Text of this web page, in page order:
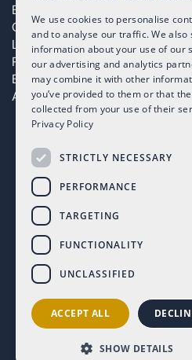
Encuentra tu hogar
Copropiedad
Live Podcast Series
Premios Altaona
Blog
ADN Corporativo
We use cookies to personalise
and to analyse our traffic. We also
information about your use of our
our advertising and analytics
may combine it with other
you’ve provided to them or that
collected from your use of their
Privacy Policy
STRICTLY NECESSARY
PERFORMANCE
TARGETING
FUNCTIONALITY
UNCLASSIFIED
ACCEPT ALL
SHOW DETAILS